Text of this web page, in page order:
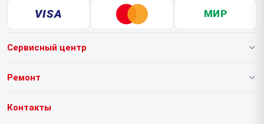
VISA МИР
Сервисный центр
О нашем сервисе
Ремонт
Ноутбуков
Контакты